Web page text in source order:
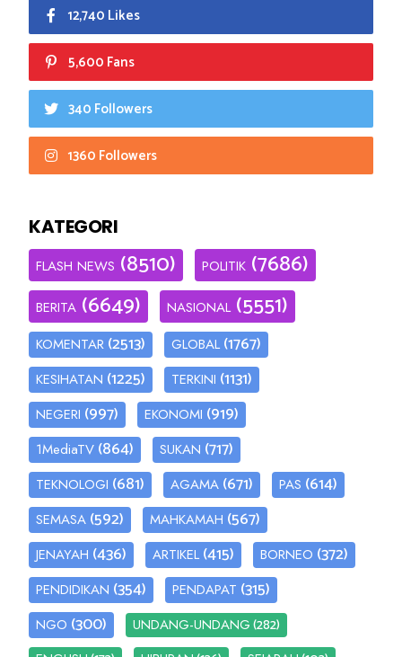
12,740 Likes
5,600 Fans
340 Followers
1360 Followers
KATEGORI
FLASH NEWS (8510) POLITIK (7686)
BERITA (6649) NASIONAL (5551)
KOMENTAR (2513) GLOBAL (1767)
KESIHATAN (1225) TERKINI (1131)
NEGERI (997) EKONOMI (919)
1MediaTV (864) SUKAN (717)
TEKNOLOGI (681) AGAMA (671) PAS (614)
SEMASA (592) MAHKAMAH (567)
JENAYAH (436) ARTIKEL (415) BORNEO (372)
PENDIDIKAN (354) PENDAPAT (315)
NGO (300) UNDANG-UNDANG(282)